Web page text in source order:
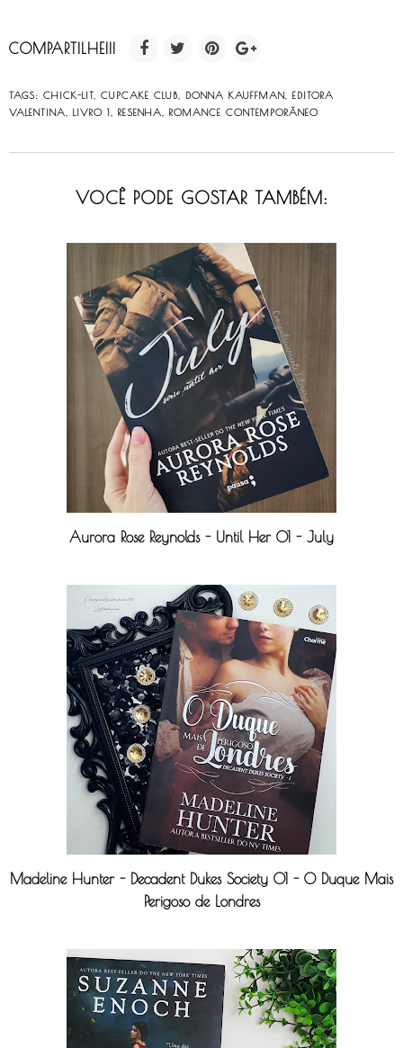
COMPARTILHE!!!
TAGS: CHICK-LIT CUPCAKE CLUB DONNA KAUFFMAN
EDITORA
VALENTINA
LIVRO 1 RESENHA ROMANCE CONTEMPORÂNEO
VOCÊ PODE GOSTAR TAMBÉM:
Aurora Rose Reynolds - Until Her 01 - July
Madeline Hunter - Decadent Dukes Society 01 - O Duque Mais
Perigoso de Londres